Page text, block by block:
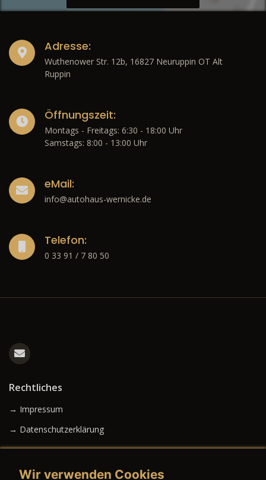
Adresse:
Wuthenower Str. 12b, 16827 Neuruppin OT Alt
Ruppin
Öffnungszeit:
Montags - Freitags: 6:30 - 18:00 Uhr
Samstags: 8:00 - 13:00 Uhr
eMail:
info@autohaus-wernicke.de
Telefon:
0 33 91 / 7 80 50
Rechtliches
→ Impressum
→ Datenschutzerklärung
Wir verwenden Cookies